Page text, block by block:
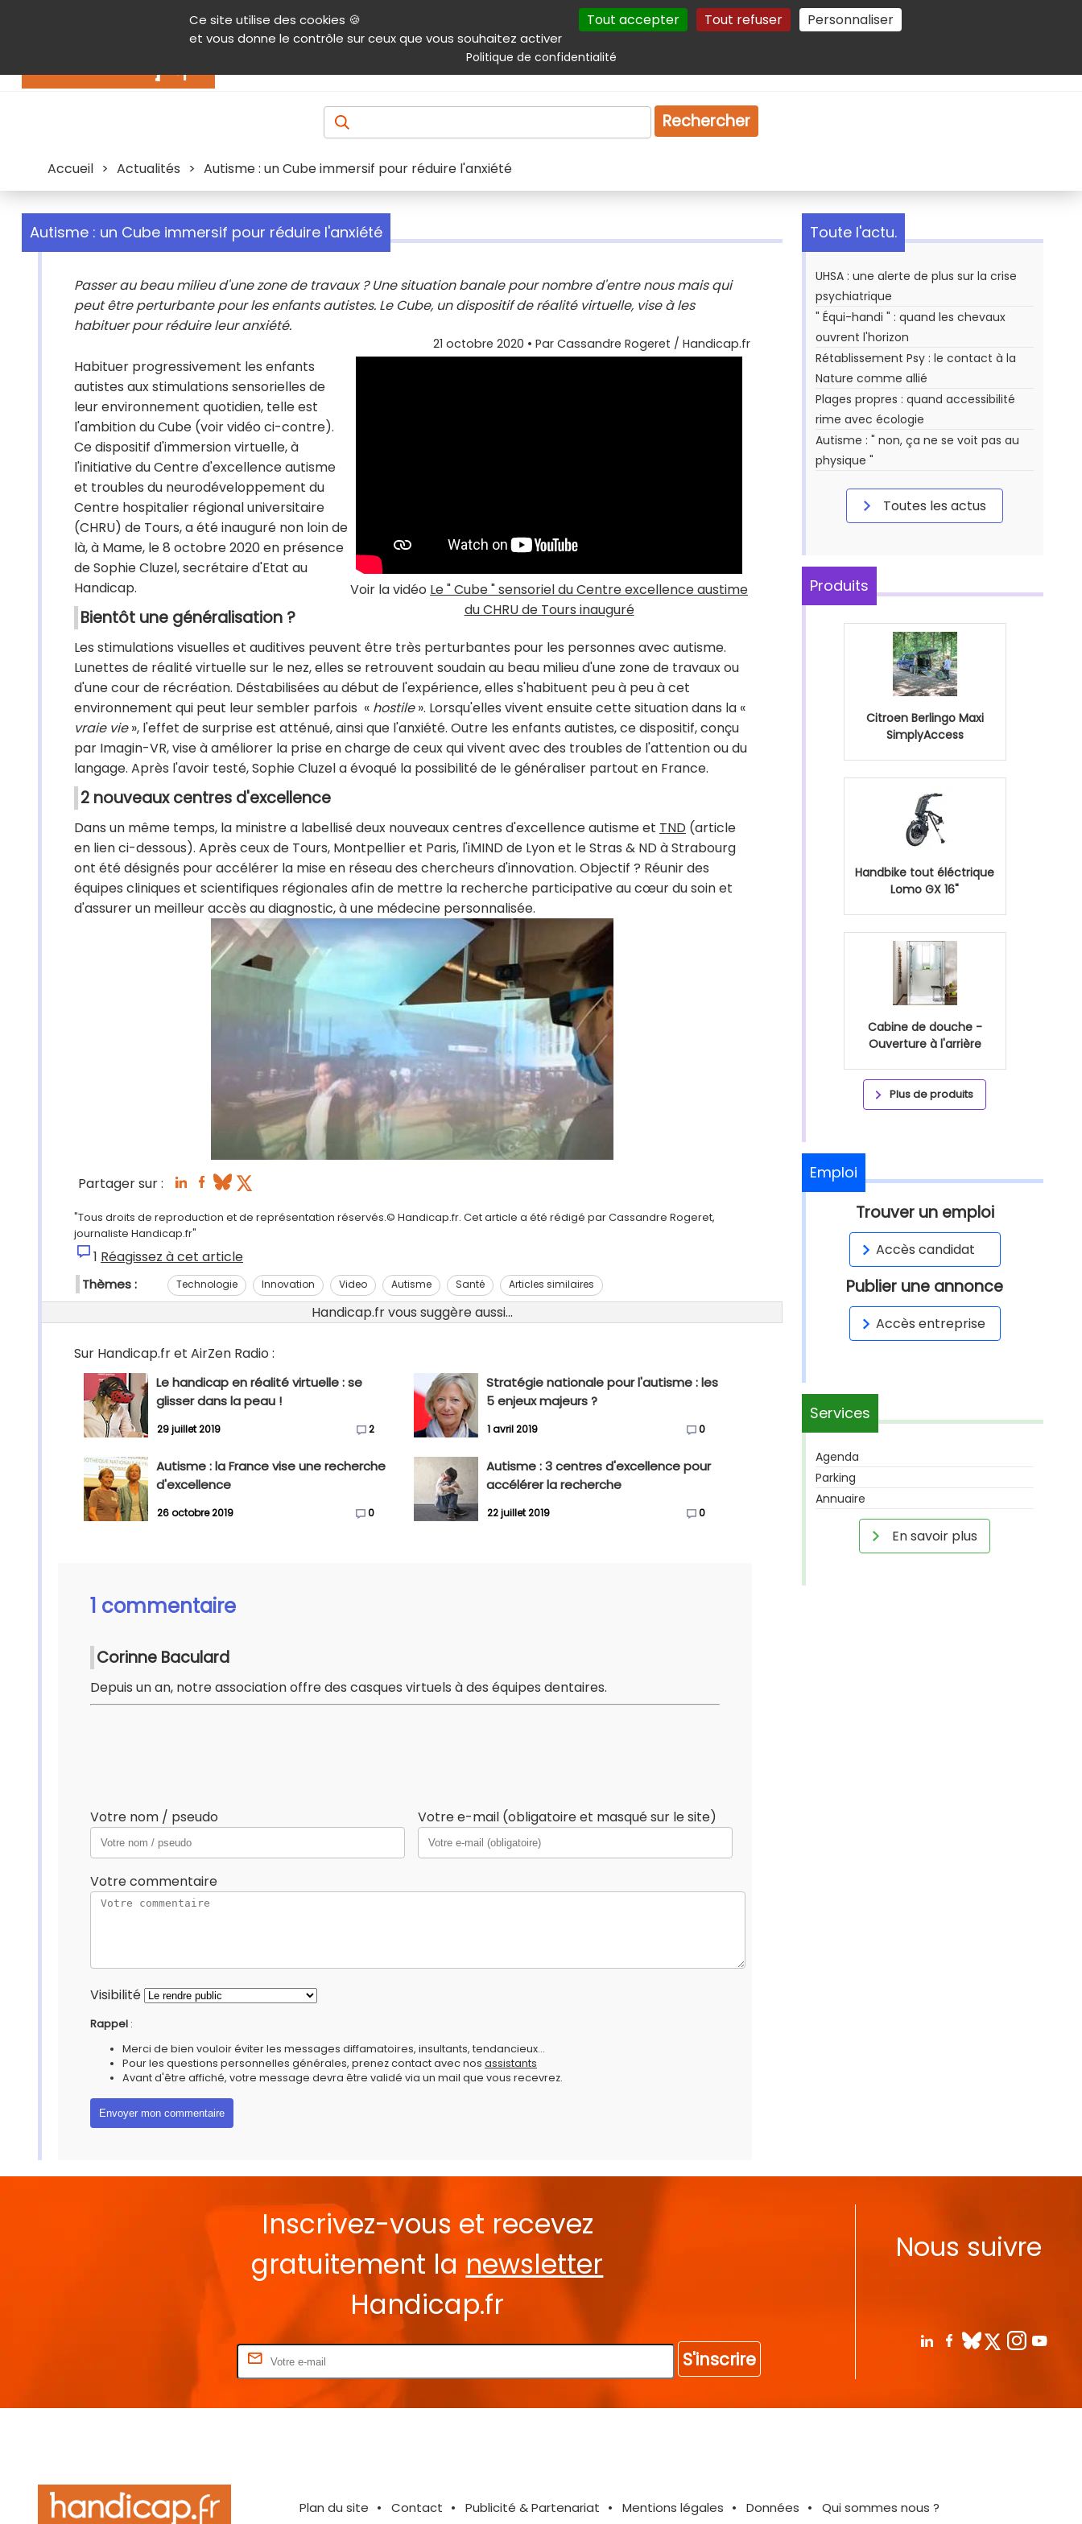
Ce site utilise des cookies 🍪
et vous donne le contrôle sur ceux que vous souhaitez activer
Tout accepter Tout refuser Personnaliser
Politique de confidentialité
Contenu Aide et accessibilité Menu principal Autres services Plan du site Gestion des cookies
Produits & services Emploi Droit
Rechercher
Accueil > Actualités > Autisme : un Cube immersif pour réduire l'anxiété
Autisme : un Cube immersif pour réduire l'anxiété
Passer au beau milieu d'une zone de travaux ? Une situation banale pour nombre d'entre nous mais qui
peut être perturbante pour les enfants autistes. Le Cube, un dispositif de réalité virtuelle, vise à les
habituer pour réduire leur anxiété.
21 octobre 2020 • Par Cassandre Rogeret / Handicap.fr
Voir la vidéo Le " Cube " sensoriel du Centre excellence austime
du CHRU de Tours inauguré
Habituer progressivement les enfants
autistes aux stimulations sensorielles de
leur environnement quotidien, telle est
l'ambition du Cube (voir vidéo ci-contre).
Ce dispositif d'immersion virtuelle, à
l'initiative du Centre d'excellence autisme
et troubles du neurodéveloppement du
Centre hospitalier régional universitaire
(CHRU) de Tours, a été inauguré non loin de
là, à Mame, le 8 octobre 2020 en présence
de Sophie Cluzel, secrétaire d'Etat au
Handicap.
Bientôt une généralisation ?
Les stimulations visuelles et auditives peuvent être très perturbantes pour les personnes avec autisme.
Lunettes de réalité virtuelle sur le nez, elles se retrouvent soudain au beau milieu d'une zone de travaux ou
d'une cour de récréation. Déstabilisées au début de l'expérience, elles s'habituent peu à peu à cet
environnement qui peut leur sembler parfois « hostile». Lorsqu'elles vivent ensuite cette situation dans la «
vraie vie», l'effet de surprise est atténué, ainsi que l'anxiété. Outre les enfants autistes, ce dispositif, conçu
par Imagin-VR, vise à améliorer la prise en charge de ceux qui vivent avec des troubles de l'attention ou du
langage. Après l'avoir testé, Sophie Cluzel a évoqué la possibilité de le généraliser partout en France.
2 nouveaux centres d'excellence
Dans un même temps, la ministre a labellisé deux nouveaux centres d'excellence autisme et TND (article
en lien ci-dessous). Après ceux de Tours, Montpellier et Paris, l'iMIND de Lyon et le Stras & ND à Strabourg
ont été désignés pour accélérer la mise en réseau des chercheurs d'innovation. Objectif ? Réunir des
équipes cliniques et scientifiques régionales afin de mettre la recherche participative au cœur du soin et
d'assurer un meilleur accès au diagnostic, à une médecine personnalisée.
Partager sur :
"Tous droits de reproduction et de représentation réservés.© Handicap.fr. Cet article a été rédigé par Cassandre Rogeret,
journaliste Handicap.fr"
1 Réagissez à cet article
Thèmes : Technologie Innovation Video Autisme Santé Articles similaires
Handicap.fr vous suggère aussi...
Sur Handicap.fr et AirZen Radio :
Le handicap en réalité virtuelle : se
glisser dans la peau !
29 juillet 2019 2
Stratégie nationale pour l'autisme : les
5 enjeux majeurs ?
1 avril 2019 0
Autisme : la France vise une recherche
d'excellence
26 octobre 2019 0
Autisme : 3 centres d'excellence pour
accélérer la recherche
22 juillet 2019 0
1 commentaire
Corinne Baculard
Depuis un an, notre association offre des casques virtuels à des équipes dentaires.
Votre nom / pseudo Votre e-mail (obligatoire et masqué sur le site)
Votre commentaire
Visibilité
Rappel :
Merci de bien vouloir éviter les messages diffamatoires, insultants, tendancieux...
Pour les questions personnelles générales, prenez contact avec nos assistants
Avant d'être affiché, votre message devra être validé via un mail que vous recevrez.
Toute l'actu.
UHSA : une alerte de plus sur la crise
psychiatrique
" Équi-handi " : quand les chevaux
ouvrent l'horizon
Rétablissement Psy : le contact à la
Nature comme allié
Plages propres : quand accessibilité
rime avec écologie
Autisme : " non, ça ne se voit pas au
physique "
Toutes les actus
Produits
Citroen Berlingo Maxi
SimplyAccess
Handbike tout éléctrique
Lomo GX 16"
Cabine de douche -
Ouverture à l'arrière
Plus de produits
Emploi
Trouver un emploi
Accès candidat
Publier une annonce
Accès entreprise
Services
Agenda
Parking
Annuaire
En savoir plus
Inscrivez-vous et recevez
gratuitement la newsletter
Handicap.fr
S'inscrire
Nous suivre
Plan du site Contact Publicité & Partenariat Mentions légales Données Qui sommes nous ?